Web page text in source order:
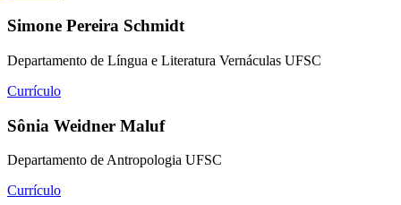
Simone Pereira Schmidt
Departamento de Língua e Literatura Vernáculas UFSC
Currículo
Sônia Weidner Maluf
Departamento de Antropologia UFSC
Currículo